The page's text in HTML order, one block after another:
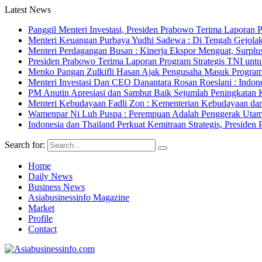
Latest News
Panggil Menteri Investasi, Presiden Prabowo Terima
Menteri Keuangan Purbaya Yudhi Sadewa : Di Tengah
Menteri Perdagangan Busan : Kinerja Ekspor Menguat,
Presiden Prabowo Terima Laporan Program Strategis TNI
Menko Pangan Zulkifli Hasan Ajak Pengusaha Masuk
Menteri Investasi Dan CEO Danantara Rosan Roeslani :
PM Anutin Apresiasi dan Sambut Baik Sejumlah Peningkatan
Menteri Kebudayaan Fadli Zon : Kementerian Kebudayaan
Wamenpar Ni Luh Puspa : Perempuan Adalah Penggerak
Indonesia dan Thailand Perkuat Kemitraan Strategis,
Search for:
Home
Daily News
Business News
Asiabusinessinfo Magazine
Market
Profile
Contact